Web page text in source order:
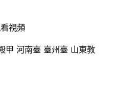
視頻
甲 河南臺 臺州臺 山東教